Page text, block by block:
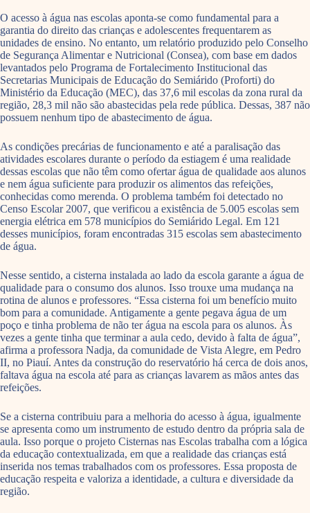
O acesso à água nas escolas aponta-se como fundamental para a
garantia do direito das crianças e adolescentes frequentarem as
unidades de ensino. No entanto, um relatório produzido pelo Conselho
de Segurança Alimentar e Nutricional (Consea), com base em dados
levantados pelo Programa de Fortalecimento Institucional das
Secretarias Municipais de Educação do Semiárido (Proforti) do
Ministério da Educação (MEC), das 37,6 mil escolas da zona rural da
região, 28,3 mil não são abastecidas pela rede pública. Dessas, 387 não
possuem nenhum tipo de abastecimento de água.
As condições precárias de funcionamento e até a paralisação das
atividades escolares durante o período da estiagem é uma realidade
dessas escolas que não têm como ofertar água de qualidade aos alunos
e nem água suficiente para produzir os alimentos das refeições,
conhecidas como merenda. O problema também foi detectado no
Censo Escolar 2007, que verificou a existência de 5.005 escolas sem
energia elétrica em 578 municípios do Semiárido Legal. Em 121
desses municípios, foram encontradas 315 escolas sem abastecimento
de água.
Nesse sentido, a cisterna instalada ao lado da escola garante a água de
qualidade para o consumo dos alunos. Isso trouxe uma mudança na
rotina de alunos e professores. “Essa cisterna foi um benefício muito
bom para a comunidade. Antigamente a gente pegava água de um
poço e tinha problema de não ter água na escola para os alunos. Às
vezes a gente tinha que terminar a aula cedo, devido à falta de água”,
afirma a professora Nadja, da comunidade de Vista Alegre, em Pedro
II, no Piauí. Antes da construção do reservatório há cerca de dois anos,
faltava água na escola até para as crianças lavarem as mãos antes das
refeições.
Se a cisterna contribuiu para a melhoria do acesso à água, igualmente
se apresenta como um instrumento de estudo dentro da própria sala de
aula. Isso porque o projeto Cisternas nas Escolas trabalha com a lógica
da educação contextualizada, em que a realidade das crianças está
inserida nos temas trabalhados com os professores. Essa proposta de
educação respeita e valoriza a identidade, a cultura e diversidade da
região.